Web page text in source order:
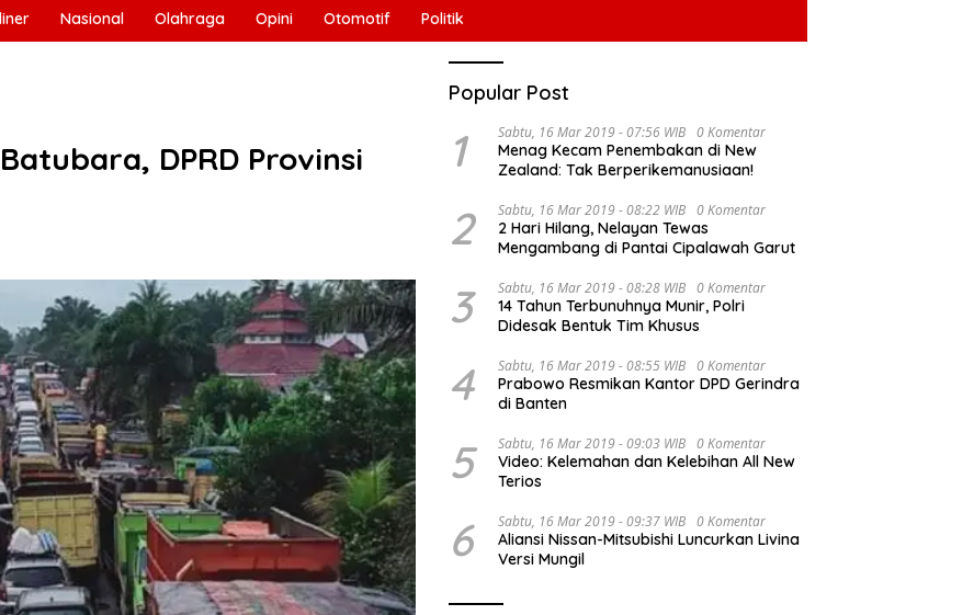
Nasional Olahraga Opini Otomotif Politik
DPRD Provinsi
Popular Post
1 Sabtu, 16 Mar 2019 - 07:56 WIB 0 Komentar
Menag Kecam Penembakan di New
Zealand: Tak Berperikemanusiaan!
2 Sabtu, 16 Mar 2019 - 08:22 WIB 0 Komentar
2 Hari Hilang, Nelayan Tewas
Mengambang di Pantai Cipalawah Garut
3 Sabtu, 16 Mar 2019 - 08:28 WIB 0 Komentar
14 Tahun Terbunuhnya Munir, Polri
Didesak Bentuk Tim Khusus
4 Sabtu, 16 Mar 2019 - 08:55 WIB 0 Komentar
Prabowo Resmikan Kantor DPD Gerindra
di Banten
5 Sabtu, 16 Mar 2019 - 09:03 WIB 0 Komentar
Video: Kelemahan dan Kelebihan All New
Terios
6 Sabtu, 16 Mar 2019 - 09:37 WIB 0 Komentar
Aliansi Nissan-Mitsubishi Luncurkan Livina
Versi Mungil